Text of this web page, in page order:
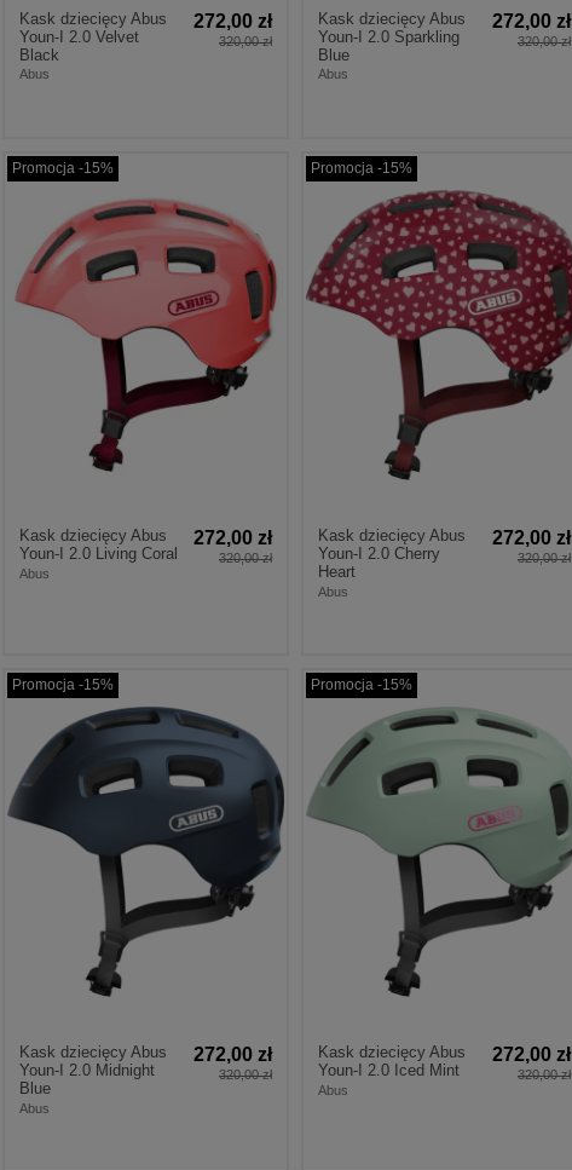
Kask dziecięcy Abus
Youn-I 2.0 Velvet
Black
Abus
272,00 zł
320,00 zł
Kask dziecięcy Abus
Youn-I 2.0 Sparkling
Blue
Abus
272,00 zł
320,00 zł
Promocja -15%
Kask dziecięcy Abus
Youn-I 2.0 Living Coral
Abus
272,00 zł
320,00 zł
Promocja -15%
Kask dziecięcy Abus
Youn-I 2.0 Cherry
Heart
Abus
272,00 zł
320,00 zł
Promocja -15%
Kask dziecięcy Abus
Youn-I 2.0 Midnight
Blue
Abus
272,00 zł
320,00 zł
Promocja -15%
Kask dziecięcy Abus
Youn-I 2.0 Iced Mint
Abus
272,00 zł
320,00 zł